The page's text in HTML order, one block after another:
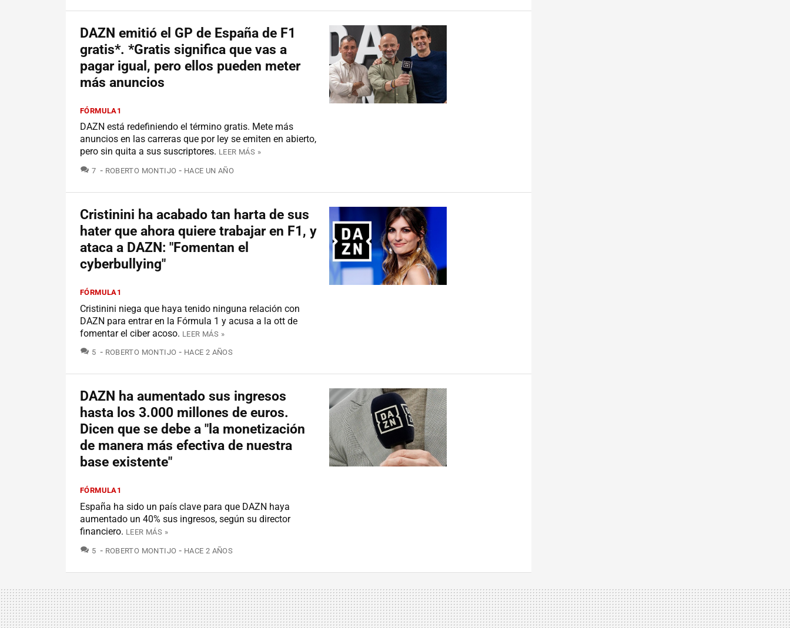
DAZN emitió el GP de España de F1
gratis*. *Gratis significa que vas a
pagar igual, pero ellos pueden meter
más anuncios
FÓRMULA1
DAZN está redefiniendo el término gratis. Mete más
anuncios en las carreras que por ley se emiten en abierto,
pero sin quita a sus suscriptores. LEER MÁS »
7 COMENTARIOS
ROBERTO MONTIJO HACE UN AÑO
Cristinini ha acabado tan harta de sus
hater que ahora quiere trabajar en F1, y
ataca a DAZN: "Fomentan el
cyberbullying"
FÓRMULA1
Cristinini niega que haya tenido ninguna relación con
DAZN para entrar en la Fórmula 1 y acusa a la ott de
fomentar el ciber acoso. LEER MÁS »
5 COMENTARIOS
ROBERTO MONTIJO HACE 2 AÑOS
DAZN ha aumentado sus ingresos
hasta los 3.000 millones de euros.
Dicen que se debe a "la monetización
de manera más efectiva de nuestra
base existente"
FÓRMULA1
España ha sido un país clave para que DAZN haya
aumentado un 40% sus ingresos, según su director
financiero. LEER MÁS »
5 COMENTARIOS
ROBERTO MONTIJO HACE 2 AÑOS